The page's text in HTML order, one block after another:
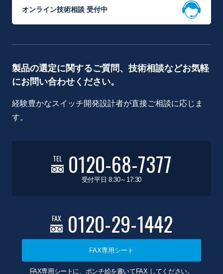
オンライン技術相談 受付中
製品の選定に関するご質問、技術相談などお気軽
にお問い合わせください。
経験豊かなスイッチ開発設計者が直接ご相談に応じま
す。
TEL 0120-68-7377
受付平日 8:30～17:30
FAX 0120-29-1442
FAX専用シート
FAX専用シートに、ポンチ絵を書いてFAX してください。